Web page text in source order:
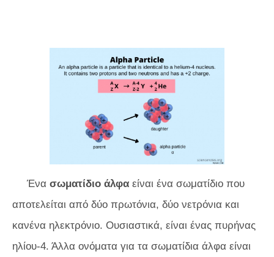
Ένα σωματίδιο άλφα είναι ένα σωματίδιο που
αποτελείται από δύο πρωτόνια, δύο νετρόνια και
κανένα ηλεκτρόνιο. Ουσιαστικά, είναι ένας πυρήνας
ηλίου-4. Άλλα ονόματα για τα σωματίδια άλφα είναι